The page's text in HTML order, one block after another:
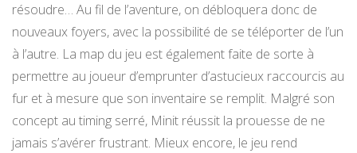
résoudre… Au fil de l’aventure, on débloquera donc de
nouveaux foyers, avec la possibilité de se téléporter de l’un
à l’autre. La map du jeu est également faite de sorte à
permettre au joueur d’emprunter d’astucieux raccourcis au
fur et à mesure que son inventaire se remplit. Malgré son
concept au timing serré, Minit réussit la prouesse de ne
jamais s’avérer frustrant. Mieux encore, le jeu rend